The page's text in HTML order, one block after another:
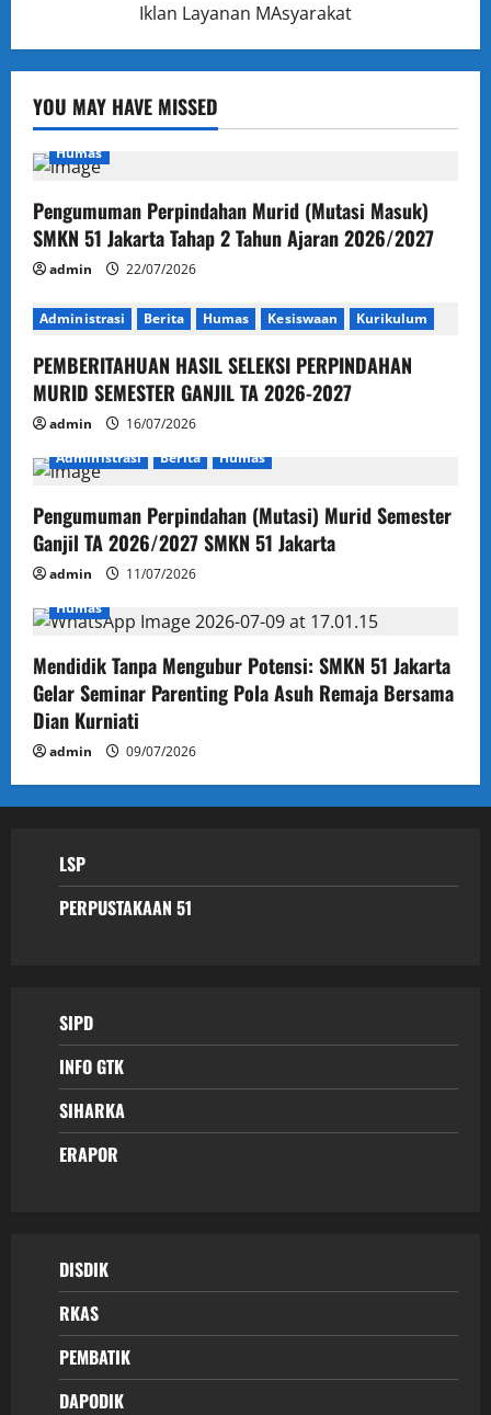
Iklan Layanan MAsyarakat
YOU MAY HAVE MISSED
Humas
Pengumuman Perpindahan Murid (Mutasi Masuk)
SMKN 51 Jakarta Tahap 2 Tahun Ajaran 2026/2027
admin 22/07/2026
Administrasi Berita Humas Kesiswaan Kurikulum
PEMBERITAHUAN HASIL SELEKSI PERPINDAHAN
MURID SEMESTER GANJIL TA 2026-2027
admin
16/07/2026
Administrasi
Berita Humas
Pengumuman Perpindahan (Mutasi) Murid Semester
Ganjil TA 2026/2027 SMKN 51 Jakarta
admin
11/07/2026
Humas
Mendidik Tanpa Mengubur Potensi: SMKN 51 Jakarta
Gelar Seminar Parenting Pola Asuh Remaja Bersama
Dian Kurniati
admin 09/07/2026
LSP
PERPUSTAKAAN 51
SIPD
INFO GTK
SIHARKA
ERAPOR
DISDIK
RKAS
PEMBATIK
DAPODIK